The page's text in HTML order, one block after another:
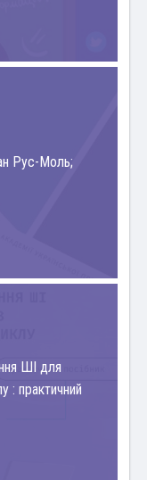
Рус-Моль;
ШІ для
: практичний